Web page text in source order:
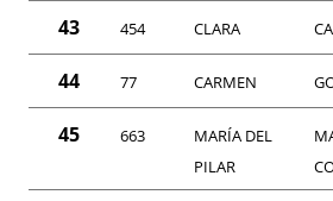
43 454 CLARA
44 77 CARMEN
45 663
MARÍA DEL
PILAR